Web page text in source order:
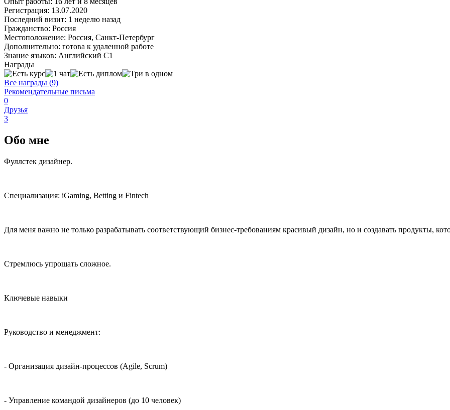
Регистрация: 13.07.2020
Последний визит: 1 неделю назад
Гражданство: Россия
Местоположение: Россия, Санкт-Петербург
Дополнительно: готова к удаленной работе
Знание языков: Английский С1
Награды
Все награды (9)
Рекомендательные письма
0
Друзья
3
Обо мне
Фуллстек дизайнер.
Специализация: iGaming, Betting и Fintech
Для меня важно не только разрабатывать соответствующий бизнес-требованиям красивый дизайн, но и создавать продукты,
Стремлюсь упрощать сложное.
Ключевые навыки
Руководство и менеджмент:
- Организация дизайн-процессов (Agile, Scrum)
- Управление командой дизайнеров (до 10 человек)